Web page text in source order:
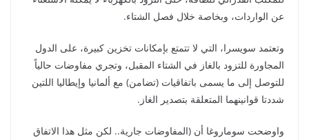
عن الواردات، وبخاصة خلال فصل الشتاء.
وتعتمد سويسرا، التي لا تتمتع بإمكانات تخزين كبيرة، على الدول
المجاورة للتزود بالغاز في الشتاء المقبل، وتجري مفاوضات حالياً
للتوصل إلى ما يسمى باتفاقيات (تضامن) مع ألمانيا وإيطاليا اللتين
شددتا قوانينهما المتعلقة بتصدير الغاز.
واوضحت سوماروغا أن (المفاوضات جارية.. لكن مثل هذا الاتفاق